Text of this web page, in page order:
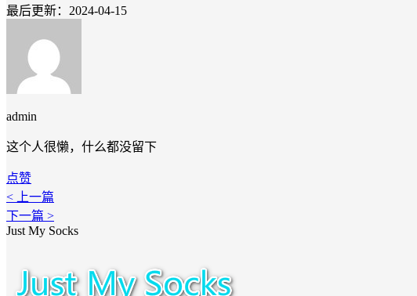
最后更新：2024-04-15
admin
这个人很懒，什么都没留下
点赞
< 上一篇
下一篇 >
Just My Socks